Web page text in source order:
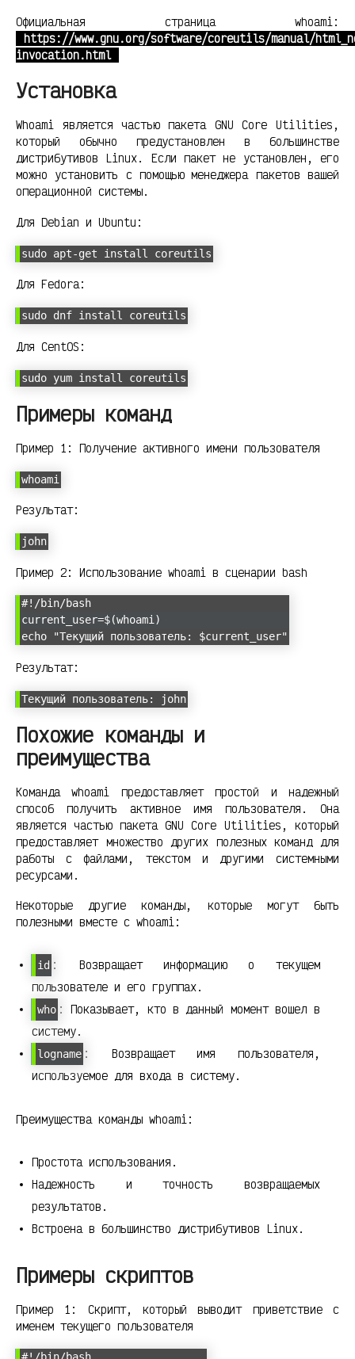
Официальная страница whoami:
https://www.gnu.org/software/coreutils/manual/
invocation.html
Установка
Whoami является частью пакета GNU Core Utilities,
который обычно предустановлен в большинстве
дистрибутивов Linux. Если пакет не установлен, его
можно установить с помощью менеджера пакетов вашей
операционной системы.
Для Debian и Ubuntu:
sudo apt-get install coreutils
Для Fedora:
sudo dnf install coreutils
Для CentOS:
sudo yum install coreutils
Примеры команд
Пример 1: Получение активного имени пользователя
whoami
Результат:
john
Пример 2: Использование whoami в сценарии bash
#!/bin/bash
current_user=$(whoami)
echo "Текущий пользователь: $current_user"
Результат:
Текущий пользователь: john
Похожие команды и
преимущества
Команда whoami предоставляет простой и надежный
способ получить активное имя пользователя. Она
является частью пакета GNU Core Utilities, который
предоставляет множество других полезных команд для
работы с файлами, текстом и другими системными
ресурсами.
Некоторые другие команды, которые могут быть
полезными вместе с whoami:
id : Возвращает информацию о текущем
пользователе и его группах.
who : Показывает, кто в данный момент вошел в
систему.
logname : Возвращает имя пользователя,
используемое для входа в систему.
Преимущества команды whoami:
Простота использования.
Надежность и точность возвращаемых
результатов.
Встроена в большинство дистрибутивов Linux.
Примеры скриптов
Пример 1: Скрипт, который выводит приветствие с
именем текущего пользователя